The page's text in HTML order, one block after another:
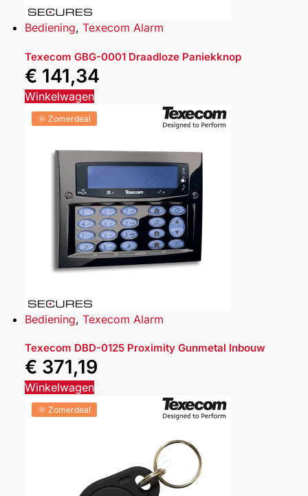
Bediening, Texecom Alarm
Texecom GBG-0001 Draadloze Paniekknop
€ 141,34
Winkelwagen
🌞 Zomerdeal
Bediening, Texecom Alarm
Texecom DBD-0125 Proximity Gunmetal Inbouw
€ 371,19
Winkelwagen
🌞 Zomerdeal